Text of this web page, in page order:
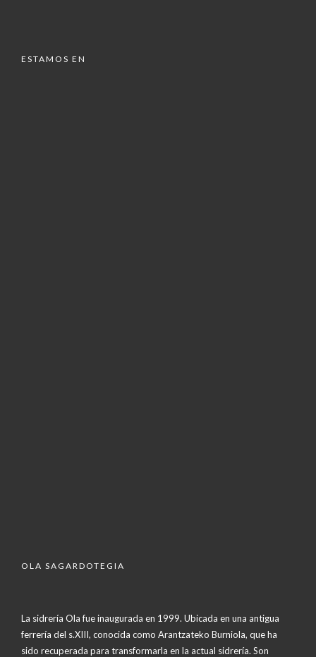
ESTAMOS EN
OLA SAGARDOTEGIA
La sidrería Ola fue inaugurada en 1999. Ubicada en una antigua
ferrería del s.XIII, conocida como Arantzateko Burniola, que ha
sido recuperada para transformarla en la actual sidrería. Son